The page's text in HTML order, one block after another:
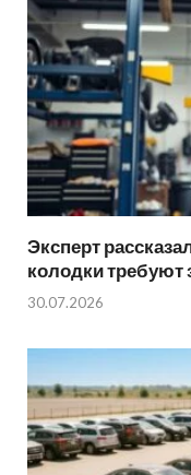
Эксперт
колодки требуют
30.07.2026